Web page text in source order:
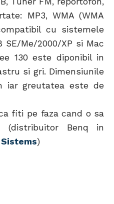
MP3, WMA (WMA
cu sistemele
SE/Me/2000/XP si Mac
130 este diponibil in
si gri. Dimensiunile
iar greutatea este de
fiti pe faza cand o sa
(distribuitor Benq in
)